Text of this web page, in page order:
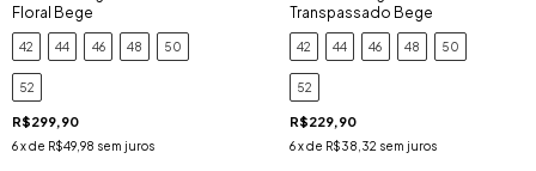
Floral Bege
42 44 46 48 50
52
R$299,90
6x de R$49,98 sem juros
Transpassado Bege
42 44 46 48 50
52
R$229,90
6 x de R$38,32 sem juros